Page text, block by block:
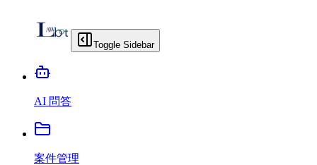
Toggle Sidebar
AI 問答
案件管理